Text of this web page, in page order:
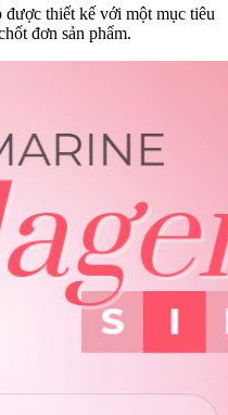
thiết kế với một mục tiêu
đơn sản phẩm.